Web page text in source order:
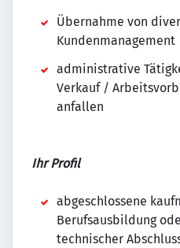
Übernahme von
Kundenmanagement
administrative
Verkauf /
anfallen
Ihr Profil
abgeschlossene
Berufsausbildung
technischer